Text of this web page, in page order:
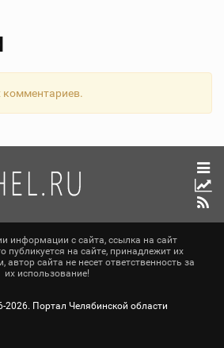
комментариев.
информации с сайта, ссылка на сайт
публикуется на сайте, принадлежит их
сайта не несет ответственность за
их использование!
2026. Портал Челябинской области